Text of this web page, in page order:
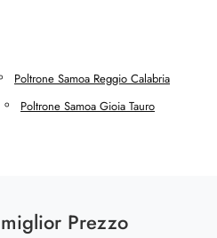
Poltrone Samoa Reggio Calabria
Poltrone Samoa Gioia Tauro
Prezzo